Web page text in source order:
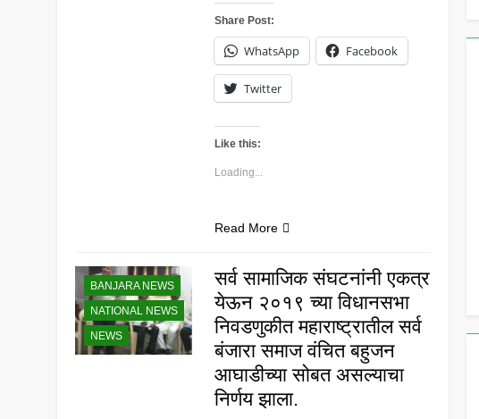
Share Post:
WhatsApp Facebook
Twitter
Like this:
Loading...
Read More
BANJARA NEWS
NATIONAL NEWS
NEWS
सर्व सामाजिक संघटनांनी एकत्र
येऊन २०१९ च्या विधानसभा
निवडणुकीत महाराष्ट्रातील सर्व
बंजारा समाज वंचित बहुजन
आघाडीच्या सोबत असल्याचा
निर्णय झाला.